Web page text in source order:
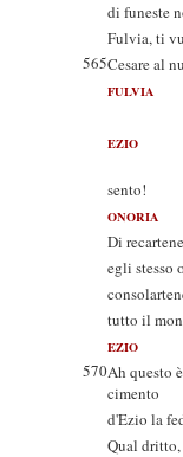
di funeste
Fulvia, ti
565Cesare al
FULVIA
EZIO
sento!
ONORIA
Di
egli stesso
tutto il
EZIO
570Ah questo
cimento
d'Ezio la
Qual